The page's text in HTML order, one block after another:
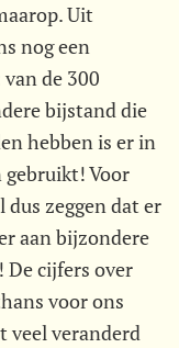
Uit
nog een
de 300
bijstand die
hebben is er in
gebruikt! Voor
zeggen dat er
aan bijzondere
cijfers over
voor ons
veel veranderd